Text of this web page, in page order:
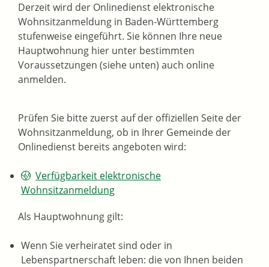
Derzeit wird der Onlinedienst elektronische
Wohnsitzanmeldung in Baden-Württemberg
stufenweise eingeführt. Sie können Ihre neue
Hauptwohnung hier unter bestimmten
Voraussetzungen (siehe unten) auch online
anmelden.
Prüfen Sie bitte zuerst auf der offiziellen Seite der
Wohnsitzanmeldung, ob in Ihrer Gemeinde der
Onlinedienst bereits angeboten wird:
Verfügbarkeit elektronische
Wohnsitzanmeldung
Als Hauptwohnung gilt:
Wenn Sie verheiratet sind oder in
Lebenspartnerschaft leben: die von Ihnen beiden